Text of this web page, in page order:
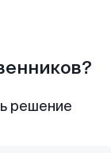
решение